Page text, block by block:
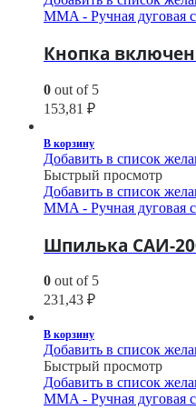
MMA - Ручная дуговая
Кнопка
0 out of 5
153,81 ₽
В корзину
Добавить в список
Быстрый просмотр
Добавить в список
MMA - Ручная дуговая
Шпилька САИ-
0 out of 5
231,43 ₽
В корзину
Добавить в список
Быстрый просмотр
Добавить в список
MMA - Ручная дуговая